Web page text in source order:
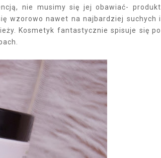
nie musimy się jej obawiać- produkt
wzorowo nawet na najbardziej suchych i
Kosmetyk fantastycznie spisuje się po